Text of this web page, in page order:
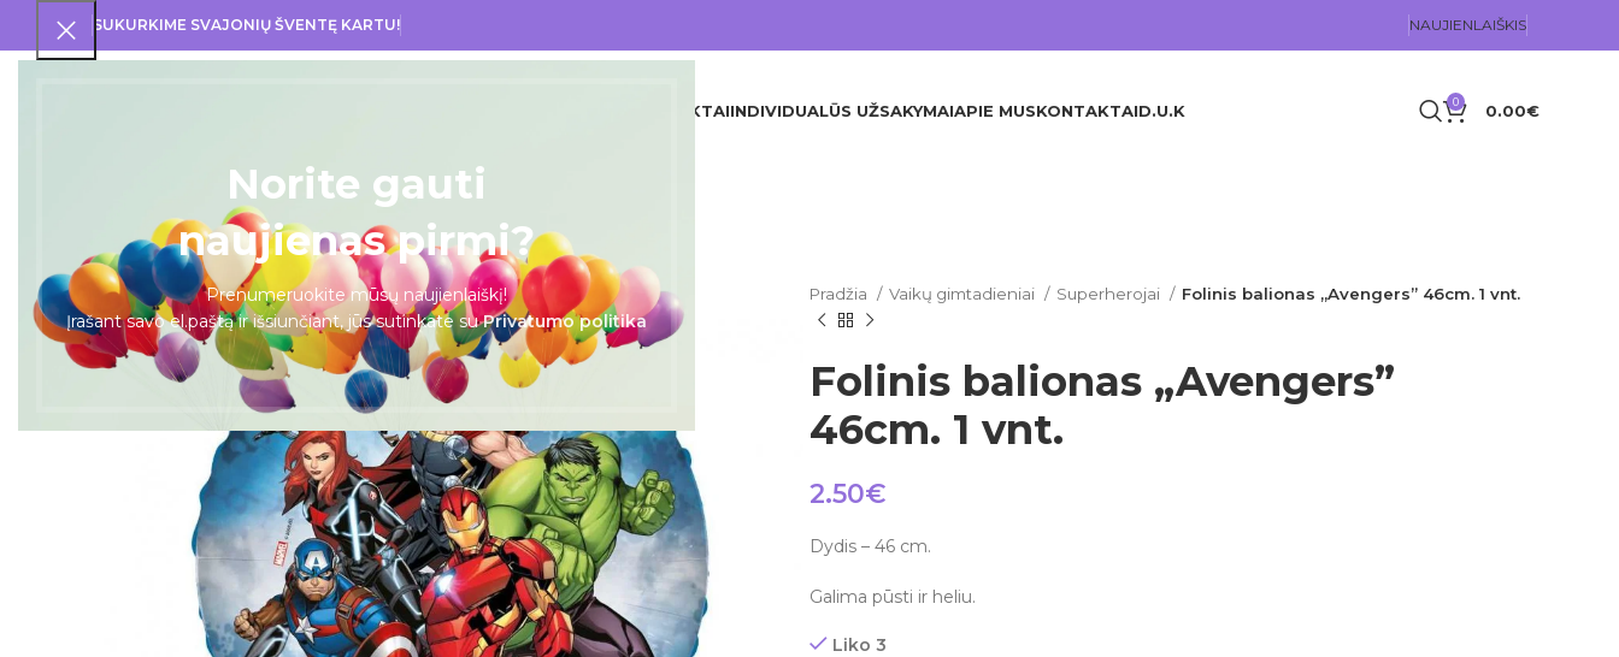
Norite gauti
naujienas pirmi?
Prenumeruokite mūsų naujienlaiškį!
Įrašant savo el.paštą ir išsiunčiant, jūs sutinkate suPrivatumo politika
SUKURKIME SVAJONIŲ ŠVENTĘ KARTU! NAUJIENLAIŠKIS
VISI PRODUKTAIINDIVIDUALŪS UŽSAKYMAIAPIE MUSKONTAKTAID.U.K 0 0.00€
Pradžia Vaikų gimtadieniai Superherojai Folinis balionas „Avengers” 46cm. 1 vnt.
Folinis balionas „Avengers”
46cm. 1 vnt.
2.50€
Dydis – 46 cm.
Galima pūsti ir heliu.
Liko 3